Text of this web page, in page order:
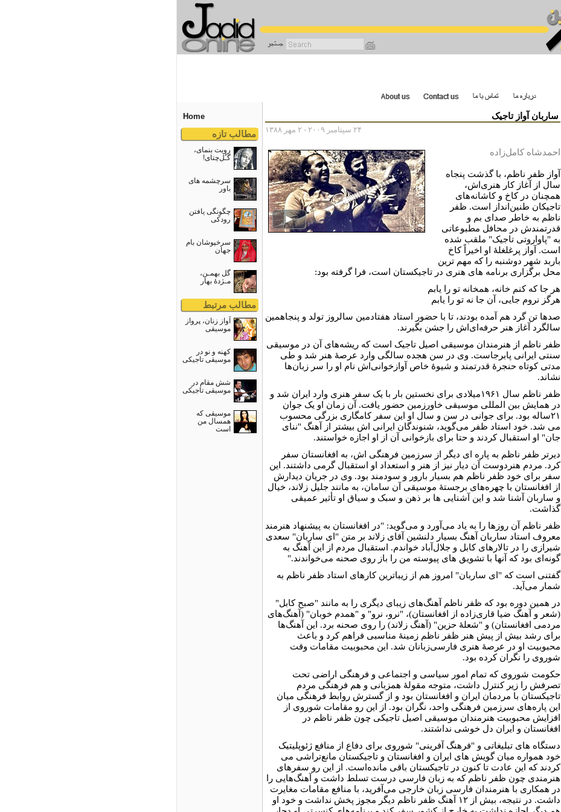
Home
مطالب تازه
رویت بنمای،
گـُل‌چتای!
سرچشمه های
باور
چگونگی یافتن
رودکی
سرخپوشان بام
جهان
گل بهمـن،
مـژدۀ بهار
مطالب مرتبط
آواز زنان، پرواز
موسیقی
کهنه و نو در
موسيقی تاجيکى
شش مقام در
موسیقی تاجیکی
موسیقی که
همسال من
است
ساربان آواز تاجیک
۲۴ سپتامبر ۲۰۰۹ - ۲ مهر ۱۳۸۸
احمدشاه کامل‌زاده
آواز ظفر ناظم، با گذشت پنجاه
سال از آغاز کار هنری‌اش،
همچنان در کاخ و کاشانه‌های
تاجیکان طنین‌انداز است. ظفر
ناظم به خاطر صدای بم و
قدرتمندش در محافل مطبوعاتی
به "پاواروتی تاجیک" ملقب شده‌
است. آواز پرغلغلۀ او اخیراً کاخ
باربد شهر دوشنبه را که مهم ترین
محل برگزاری برنامه های هنری در تاجیکستان است، فرا گرفته بود:
هر جا که کنم خانه، همخانه تو را یابم
هرگز نروم جایی، آن جا نه تو را یابم
صدها تن گرد هم آمده بودند، تا با حضور استاد هفتادمین سالروز تولد و پنجاهمین
سالگرد آغاز هنر حرفه‌ای‌اش را جشن بگیرند.
ظفر ناظم از هنرمندان موسیقی اصیل تاجیک است که ریشه‌های آن در موسیقی
سنتی ایرانی پابرجاست. وی در سن هجده‌ سالگی وارد عرصۀ هنر شد و طی
مدتی کوتاه حنجرۀ قدرتمند و شیوۀ خاص آوازخوانی‌اش نام او را سر زبان‌ها
نشاند.
ظفر ناظم سال ۱۹۶۱میلادی برای نخستین بار با یک سفر هنری وارد ایران شد و
در همایش بین المللی موسیقی خاورزمین حضور یافت. آن زمان او یک جوان
۲۱ساله بود. برای جوانی در سن و سال او این سفر کامگاری بزرگی محسوب
می شد. خود استاد ظفر می‌گوید، شنوندگان ایرانی اش بیشتر از آهنگ "ننای
جان" او استقبال کردند و حتا برای بازخوانی آن از او اجازه خواستند.
دیرتر ظفر ناظم به پاره ای دیگر از سرزمین فرهنگی اش، به افغانستان سفر
کرد. مردم هنردوست آن دیار نیز از هنر و استعداد او استقبال گرمی داشتند. این
سفر برای خود ظفر ناظم هم بسیار بارور و سودمند بود. وی در جریان دیدارش
از افغانستان با چهره‌های برجستۀ موسیقی آن سامان، به مانند جلیل زلاند، خیال
و ساربان آشنا شد و این آشنایی ها بر ذهن و سبک و سیاق او تأثیر عمیقی
گذاشت.
ظفر ناظم آن روزها را به یاد می‌آورد و می‌گوید: "در افغانستان به پیشنهاد هنرمند
معروف استاد ساربان آهنگ بسیار دلنشین آقای زلاند بر متن "ای ساربان" سعدی
شیرازی را در تالارهای کابل و جلال‌آباد خواندم. استقبال مردم از این آهنگ به
گونه‌ای بود که آنها با تشویق های پیوسته من را باز روی صحنه می‌خواندند."
گفتنی ‌است که "ای ساربان" امروز هم از زیباترین کارهای استاد ظفر ناظم به
شمار می‌آید.
در همین دوره بود که ظفر ناظم آهنگ‌های زیبای دیگری را به مانند "صبح کابل"
(شعر و آهنگ ضیا قاری‌زاده از افغانستان)، "نرو، نرو" و "همدم خوبان" (آهنگ‌های
مردمی افغانستان) و "شعلۀ حزین" (آهنگ زلاند) را روی صحنه برد. این آهنگ‌ها
برای رشد بیش از پیش هنر ظفر ناظم زمینۀ مناسبی فراهم کرد و باعث
محبوبیت او در عرصۀ هنری فارسی‌زبانان شد. این محبوبیت مقامات وقت
شوروی را نگران کرده بود.
حکومت شوروی که تمام امور سیاسی و اجتماعی و فرهنگی اراضی تحت
تصرفش را زیر کنترل داشت، متوجه مقولۀ همزبانی و هم‌ فرهنگی مردم
تاجیکستان با مردمان ایران و افغانستان بود و از گسترش روابط فرهنگی میان
این پاره‌های سرزمین فرهنگی واحد، نگران بود. از این رو مقامات شوروی از
افزایش محبوبیت هنرمندان موسیقی اصیل تاجیکی چون ظفر ناظم در
افغانستان و ایران دل خوشی نداشتند.
دستگاه های تبلیغاتی و "فرهنگ آفرینی" شوروی برای دفاع از منافع ژئوپلیتیک
خود همواره میان گویش های ایران و افغانستان و تاجیکستان مانع‌تراشی می
کردند که این عادت تا کنون در تاجیکستان باقی مانده‌است. از این رو سفرهای
هنرمندی چون ظفر ناظم که به زبان فارسی درست تسلط داشت و آهنگ‌هایی را
در همکاری با هنرمندان فارسی زبان خارجی می‌آفرید، با منافع مقامات مغایرت
داشت. در نتیجه، بیش از ۱۲ آهنگ ظفر ناظم دیگر مجوز پخش نداشت و خود او